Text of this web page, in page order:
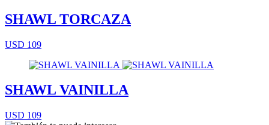
SHAWL TORCAZA
USD 109
SHAWL VAINILLA
USD 109